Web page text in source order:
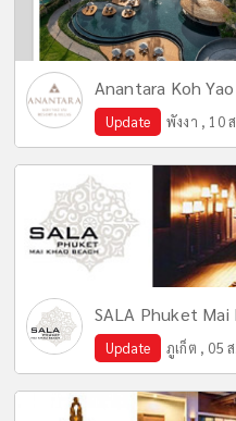
Anantara Koh
Update พังงา , 10
SALA Phuket
Update ภูเก็ต , 05